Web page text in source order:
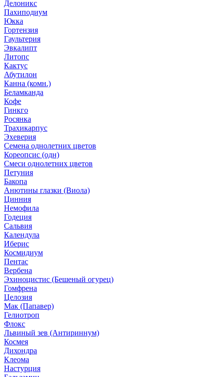
Делоникс
Пахиподиум
Юкка
Гортензия
Гаультерия
Эвкалипт
Литопс
Кактус
Абутилон
Канна (комн.)
Беламканда
Кофе
Гинкго
Росянка
Трахикарпус
Эхеверия
Семена однолетних цветов
Кореопсис (одн)
Смеси однолетних цветов
Петуния
Бакопа
Анютины глазки (Виола)
Цинния
Немофила
Годеция
Сальвия
Календула
Иберис
Космидиум
Пентас
Вербена
Эхиноцистис (Бешеный огурец)
Гомфрена
Целозия
Мак (Папавер)
Гелиотроп
Флокс
Львиный зев (Антириннум)
Космея
Дихондра
Клеома
Настурция